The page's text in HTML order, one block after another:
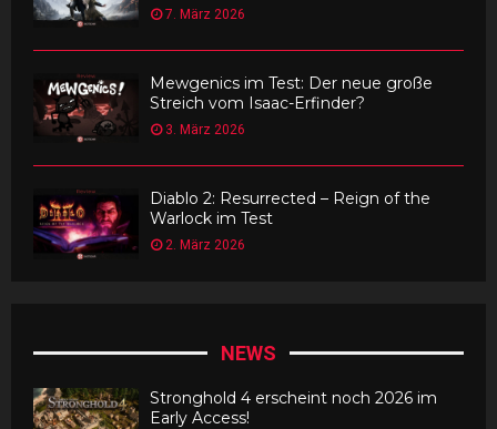
7. März 2026
Mewgenics im Test: Der neue große
Streich vom Isaac-Erfinder?
3. März 2026
Diablo 2: Resurrected – Reign of the
Warlock im Test
2. März 2026
NEWS
Stronghold 4 erscheint noch 2026 im
Early Access!